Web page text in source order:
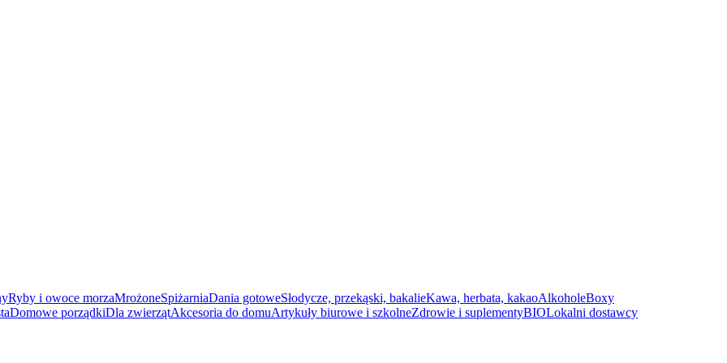
Ryby i owoce morzaMrożoneSpiżarniaDania gotoweSłodycze, przekąski, bakalieKawa, herbata, kakaoAlkoholeBoxy
Domowe porządkiDla zwierzątAkcesoria do domuArtykuły biurowe i szkolneZdrowie i suplementyBIOLokalni dostawcy